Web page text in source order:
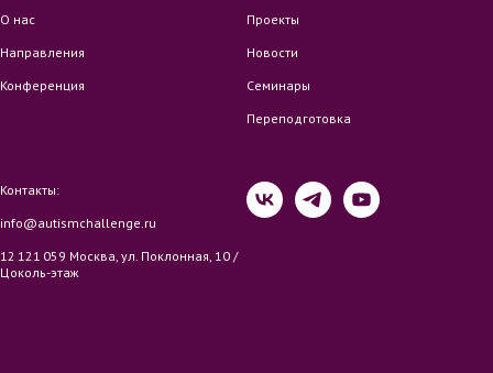
О нас
Направления
Конференция
Проекты
Новости
Семинары
Переподготовка
Контакты:
info@autismchallenge.ru
12 121 059 Москва, ул. Поклонная, 10 /
Цоколь-этаж